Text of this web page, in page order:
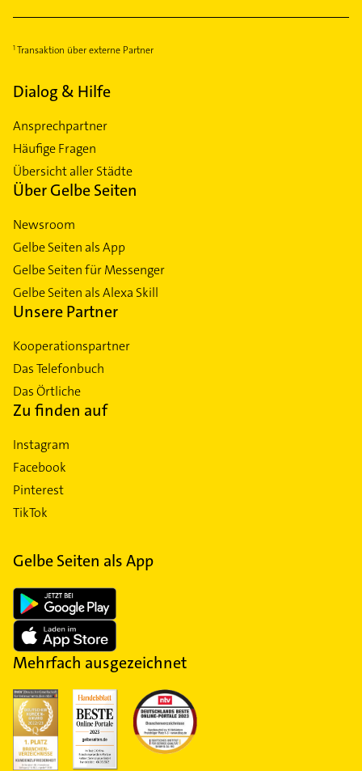
Transaktion über externe Partner
Dialog & Hilfe
Ansprechpartner
Häufige Fragen
Übersicht aller Städte
Über Gelbe Seiten
Newsroom
Gelbe Seiten als App
Gelbe Seiten für Messenger
Gelbe Seiten als Alexa Skill
Unsere Partner
Kooperationspartner
Das Telefonbuch
Das Örtliche
Zu finden auf
Instagram
Facebook
Pinterest
TikTok
Gelbe Seiten als App
Mehrfach ausgezeichnet